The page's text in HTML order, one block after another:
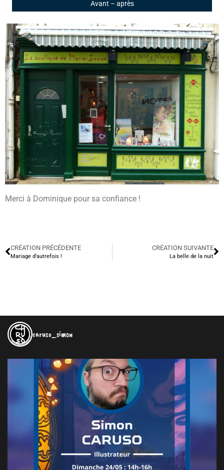
Avant – après
Merci à Dominique pour sa confiance !
CRÉATION PRÉCÉDENTE
Mariage d’autrefois !
CRÉATION SUIVANTE
La belle de la nuit
caruso_simon